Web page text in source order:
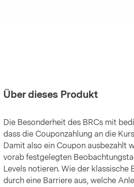
Über dieses Produkt
Die Besonderheit des BRCs mit
dass die Couponzahlung an die
Damit also ein Coupon ausbezahlt
vorab festgelegten
Levels notieren. Wie der klassische
durch eine Barriere aus, welche